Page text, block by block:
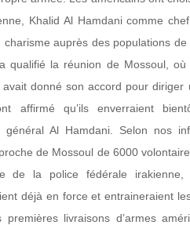
Khalid Al Hamdani comme
charisme auprès des populations
qualifié la réunion de Mossoul,
avait donné son accord pour
affirmé qu’ils enverraient
général Al Hamdani. Selon nos
de Mossoul de 6000
de la police fédérale irakienne,
déjà en force et entraineraient
livraisons d’armes